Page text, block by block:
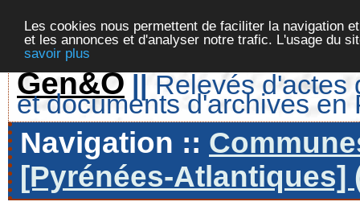
Les cookies nous permettent de faciliter la navigation
et les annonces et d'analyser notre trafic. L'usage du
savoir plus
Gen&O || Relevés d'actes
et documents d'archives en
Navigation ::
[Pyrénées-Atlantiques]